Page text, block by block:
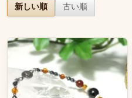
新しい順
古い順